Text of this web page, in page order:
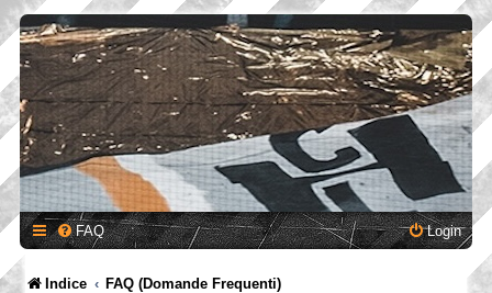
FAQ Login
Indice FAQ (Domande Frequenti)